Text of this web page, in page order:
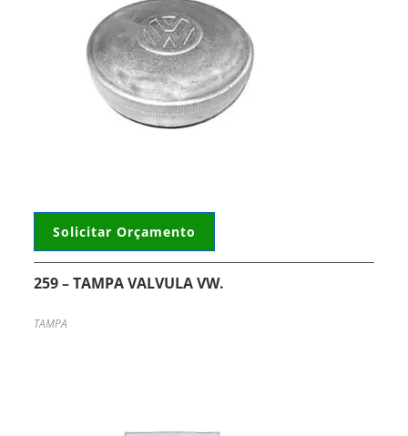
Solicitar Orçamento
259 – TAMPA VALVULA VW.
TAMPA